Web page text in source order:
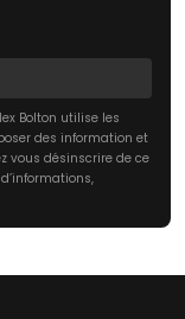
Bolton utilise les
des information et
vous désinscrire de ce